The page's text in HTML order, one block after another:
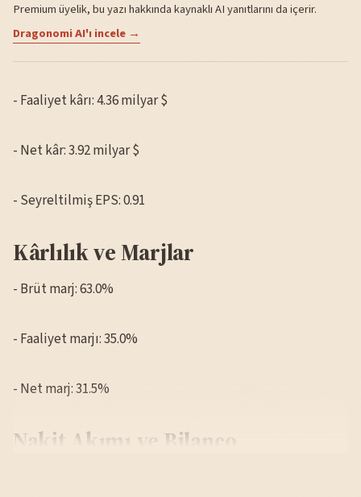
Premium üyelik, bu yazı hakkında kaynaklı AI yanıtlarını da içerir.
Dragonomi AI'ı incele →
- Faaliyet kârı: 4.36 milyar $
- Net kâr: 3.92 milyar $
- Seyreltilmiş EPS: 0.91
Kârlılık ve Marjlar
- Brüt marj: 63.0%
- Faaliyet marjı: 35.0%
- Net marj: 31.5%
Nakit Akımı ve Bilanço